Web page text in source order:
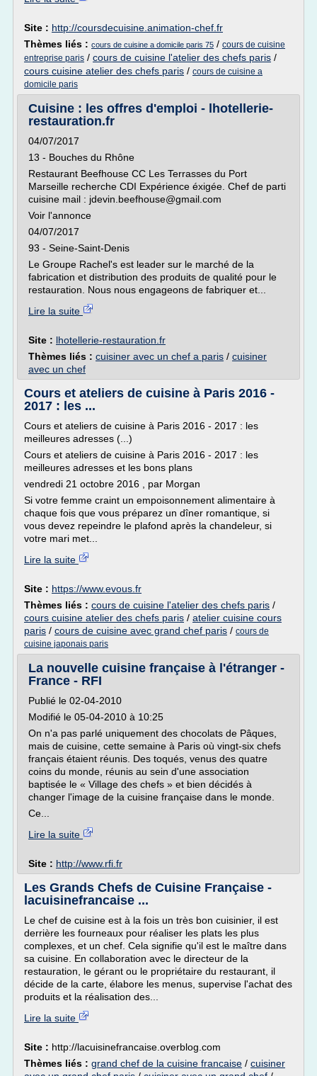
Site : http://coursdecuisine.animation-chef.fr
Thèmes liés : cours de cuisine a domicile paris 75 / cours de cuisine
entreprise paris / cours de cuisine l'atelier des chefs paris /
cours cuisine atelier des chefs paris / cours de cuisine a
domicile paris
Cuisine : les offres d'emploi - lhotellerie-
restauration.fr
04/07/2017
13 - Bouches du Rhône
Restaurant Beefhouse CC Les Terrasses du Port
Marseille recherche CDI Expérience éxigée. Chef de parti
cuisine mail : jdevin.beefhouse@gmail.com
Voir l'annonce
04/07/2017
93 - Seine-Saint-Denis
Le Groupe Rachel's est leader sur le marché de la
fabrication et distribution des produits de qualité pour le
restauration. Nous nous engageons de fabriquer et...
Lire la suite
Site : lhotellerie-restauration.fr
Thèmes liés : cuisiner avec un chef a paris / cuisiner
avec un chef
Cours et ateliers de cuisine à Paris 2016 -
2017 : les ...
Cours et ateliers de cuisine à Paris 2016 - 2017 : les
meilleures adresses (...)
Cours et ateliers de cuisine à Paris 2016 - 2017 : les
meilleures adresses et les bons plans
vendredi 21 octobre 2016 , par Morgan
Si votre femme craint un empoisonnement alimentaire à
chaque fois que vous préparez un dîner romantique, si
vous devez repeindre le plafond après la chandeleur, si
votre mari met...
Lire la suite
Site : https://www.evous.fr
Thèmes liés : cours de cuisine l'atelier des chefs paris /
cours cuisine atelier des chefs paris / atelier cuisine cours
paris / cours de cuisine avec grand chef paris / cours de
cuisine japonais paris
La nouvelle cuisine française à l'étranger -
France - RFI
Publié le 02-04-2010
Modifié le 05-04-2010 à 10:25
On n'a pas parlé uniquement des chocolats de Pâques,
mais de cuisine, cette semaine à Paris où vingt-six chefs
français étaient réunis. Des toqués, venus des quatre
coins du monde, réunis au sein d'une association
baptisée le « Village des chefs » et bien décidés à
changer l'image de la cuisine française dans le monde.
Ce...
Lire la suite
Site : http://www.rfi.fr
Les Grands Chefs de Cuisine Française -
lacuisinefrancaise ...
Le chef de cuisine est à la fois un très bon cuisinier, il est
derrière les fourneaux pour réaliser les plats les plus
complexes, et un chef. Cela signifie qu'il est le maître dans
sa cuisine. En collaboration avec le directeur de la
restauration, le gérant ou le propriétaire du restaurant, il
décide de la carte, élabore les menus, supervise l'achat des
produits et la réalisation des...
Lire la suite
Site : http://lacuisinefrancaise.overblog.com
Thèmes liés : grand chef de la cuisine francaise / cuisiner